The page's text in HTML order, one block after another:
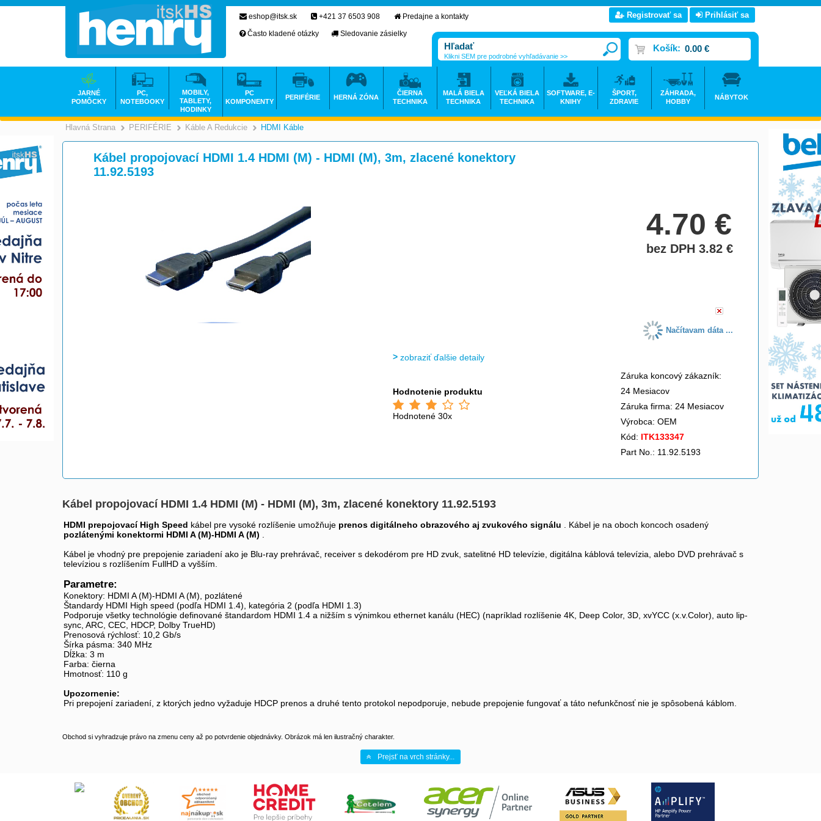
Hlavná Strana >
PERIFÉRIE >
Káble A Redukcie >
HDMI Káble
Kábel propojovací HDMI 1.4 HDMI (M) - HDMI (M), 3m, zlacené konektory
11.92.5193
4.70€
bez DPH 3.82€
Načítavam dáta ...
zobraziť ďalšie detaily
Hodnotenie produktu
Hodnotené 30x
Záruka koncový zákazník:
24 Mesiacov
Záruka firma: 24 Mesiacov
Výrobca: OEM
Kód: ITK133347
Part No.: 11.92.5193
Kábel propojovací HDMI 1.4 HDMI (M) - HDMI (M), 3m, zlacené konektory 11.92.5193
HDMI prepojovací High Speed kábel pre vysoké rozlíšenie umožňuje prenos digitálneho obrazového aj zvukového signálu
. Kábel je na oboch koncoch osadený
pozlátenými konektormi HDMI A (M)-HDMI A (M)
Kábel je vhodný pre prepojenie zariadení ako je Blu-ray prehrávač, receiver s dekodérom pre HD zvuk, satelitné HD televízie, digitálna káblová televízia, alebo DVD prehrávač s
televíziou s rozlíšením FullHD a vyšším.
Parametre:
Konektory: HDMI A (M)-HDMI A (M), pozlátené
Štandardy HDMI High speed (podľa HDMI 1.4), kategória 2 (podľa HDMI 1.3)
Podporuje všetky technológie definované štandardom HDMI 1.4 a nižším s výnimkou ethernet kanálu (HEC) (napríklad rozlíšenie 4K, Deep Color, 3D, xvYCC (x.v.Color), auto lip-
sync, ARC, CEC, HDCP, Dolby TrueHD)
Prenosová rýchlosť: 10,2 Gb/s
Šírka pásma: 340 MHz
Dĺžka: 3 m
Farba: čierna
Hmotnosť: 110 g
Upozornenie:
Pri prepojení zariadení, z ktorých jedno vyžaduje HDCP prenos a druhé tento protokol nepodporuje, nebude prepojenie fungovať a táto nefunkčnosť nie je spôsobená káblom.
Obchod si vyhradzuje právo na zmenu ceny až po potvrdenie objednávky. Obrázok má len ilustračný charakter.
Prejsť na vrch stránky...
eshop@itsk.sk +421 37 6503 908
Predajne a kontakty
Často kladené otázky
Sledovanie zásielky
Registrovať sa Prihlásiť sa
Košík: 0.00 €
Klikni SEM pre podrobné vyhľadávanie >>
JARNÉ
POMÔCKY
PC,
NOTEBOOKY
MOBILY,
TABLETY,
HODINKY
PC
KOMPONENTY
PERIFÉRIE HERNÁ ZÓNA
ČIERNA
TECHNIKA
MALÁ BIELA
TECHNIKA
VEĽKÁ BIELA
TECHNIKA
SOFTWARE, E-
KNIHY
ŠPORT,
ZDRAVIE
ZÁHRADA,
HOBBY
NÁBYTOK